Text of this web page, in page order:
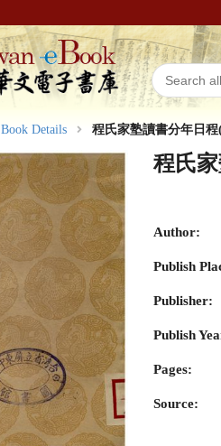
Book Details 程氏家塾讀書分年日
程氏
Author:
Publish
Publisher:
Publish
Pages:
Source: